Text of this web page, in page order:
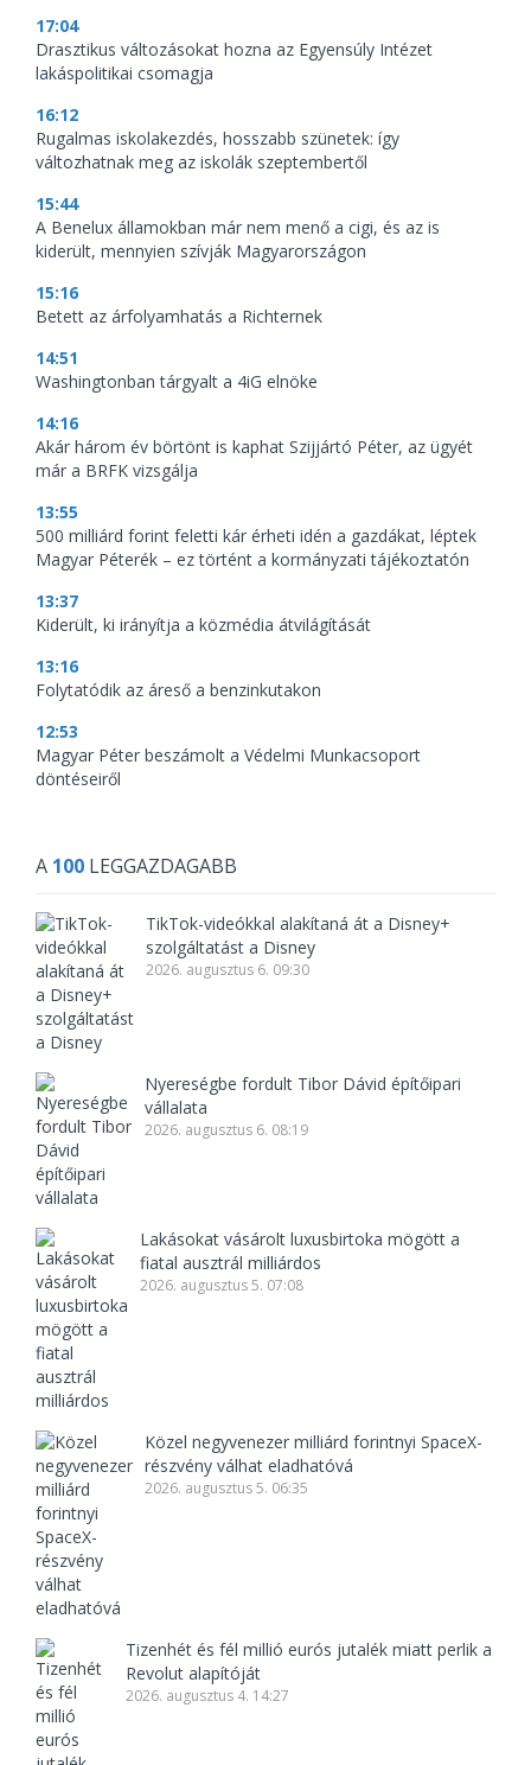
17:04
Drasztikus változásokat hozna az Egyensúly Intézet
lakáspolitikai csomagja
16:12
Rugalmas iskolakezdés, hosszabb szünetek: így
változhatnak meg az iskolák szeptembertől
15:44
A Benelux államokban már nem menő a cigi, és az is
kiderült, mennyien szívják Magyarországon
15:16
Betett az árfolyamhatás a Richternek
14:51
Washingtonban tárgyalt a 4iG elnöke
14:16
Akár három év börtönt is kaphat Szijjártó Péter, az ügyét
már a BRFK vizsgálja
13:55
500 milliárd forint feletti kár érheti idén a gazdákat, léptek
Magyar Péterék – ez történt a kormányzati tájékoztatón
13:37
Kiderült, ki irányítja a közmédia átvilágítását
13:16
Folytatódik az áreső a benzinkutakon
12:53
Magyar Péter beszámolt a Védelmi Munkacsoport
döntéseiről
A 100 LEGGAZDAGABB
TikTok-videókkal alakítaná át a Disney+
szolgáltatást a Disney
2026. augusztus 6. 09:30
Nyereségbe fordult Tibor Dávid építőipari
vállalata
2026. augusztus 6. 08:19
Lakásokat vásárolt luxusbirtoka mögött a
fiatal ausztrál milliárdos
2026. augusztus 5. 07:08
Közel negyvenezer milliárd forintnyi SpaceX-
részvény válhat eladhatóvá
2026. augusztus 5. 06:35
Tizenhét és fél millió eurós jutalék miatt perlik a
Revolut alapítóját
2026. augusztus 4. 14:27